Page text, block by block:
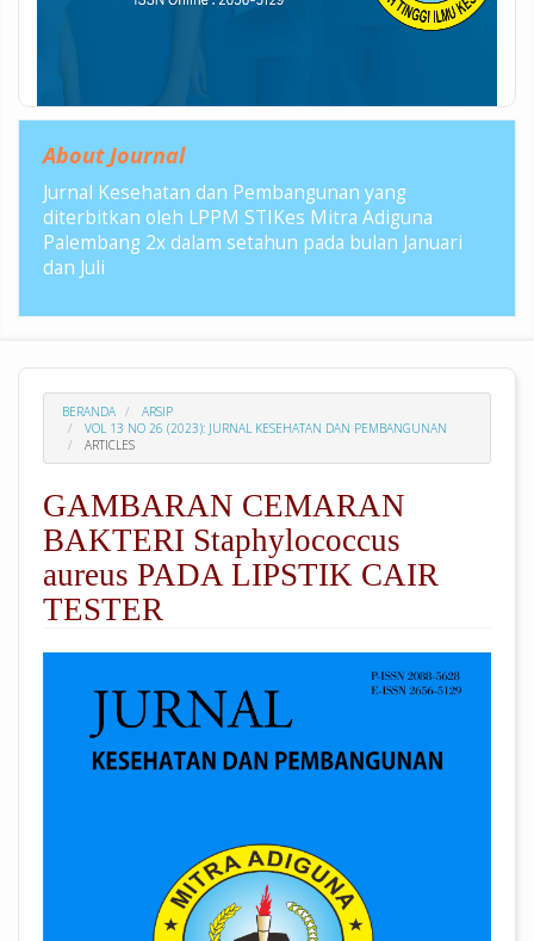
About Journal
Jurnal Kesehatan dan Pembangunan yang
diterbitkan oleh LPPM STIKes Mitra Adiguna
Palembang 2x dalam setahun pada bulan Januari
dan Juli
BERANDA
ARSIP
VOL 13 NO 26 (2023): JURNAL KESEHATAN DAN PEMBANGUNAN
ARTICLES
GAMBARAN CEMARAN
BAKTERI Staphylococcus
aureus PADA LIPSTIK CAIR
TESTER